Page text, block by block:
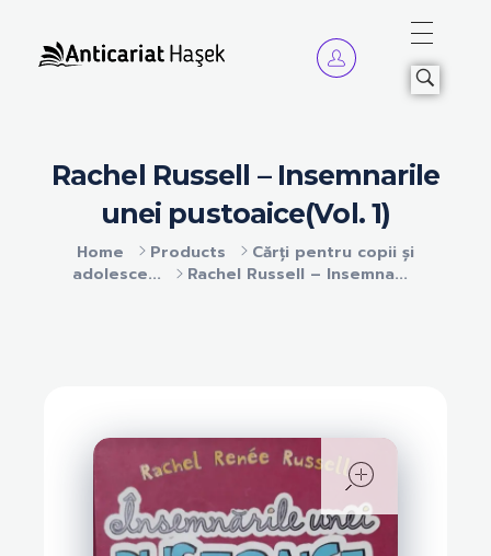
Home Products
Cărți pentru copii și
adolesce...
Rachel Russell – Insemna...
Rachel Russell – Insemnarile
unei pustoaice(Vol. 1)